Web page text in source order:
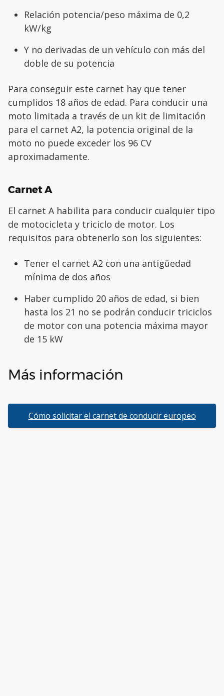
Relación potencia/peso máxima de 0,2
kW/kg
Y no derivadas de un vehículo con más del
doble de su potencia
Para conseguir este carnet hay que tener
cumplidos 18 años de edad. Para conducir una
moto limitada a través de un kit de limitación
para el carnet A2, la potencia original de la
moto no puede exceder los 96 CV
aproximadamente.
Carnet A
El carnet A habilita para conducir cualquier tipo
de motocicleta y triciclo de motor. Los
requisitos para obtenerlo son los siguientes:
Tener el carnet A2 con una antigüedad
mínima de dos años
Haber cumplido 20 años de edad, si bien
hasta los 21 no se podrán conducir triciclos
de motor con una potencia máxima mayor
de 15 kW
Más información
Cómo solicitar el carnet de conducir europeo